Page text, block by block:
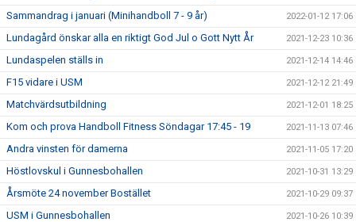
Sammandrag i januari (Minihandboll 7 - 9 år) 2022-01-12 17:06
Lundagård önskar alla en riktigt God Jul o Gott Nytt År 2021-12-23 10:36
Lundaspelen ställs in 2021-12-14 14:46
F15 vidare i USM 2021-12-12 21:49
Matchvärdsutbildning 2021-12-01 18:25
Kom och prova Handboll Fitness Söndagar 17:45 - 19 2021-11-13 07:46
Andra vinsten för damerna 2021-11-05 17:20
Höstlovskul i Gunnesbohallen 2021-10-31 13:29
Årsmöte 24 november Bostället 2021-10-29 09:37
USM i Gunnesbohallen 2021-10-26 10:39